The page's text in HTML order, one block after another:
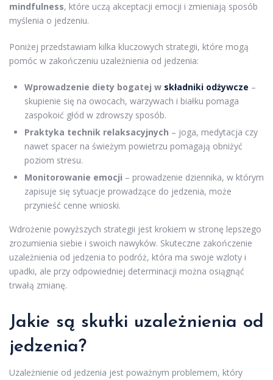
mindfulness, które uczą akceptacji emocji i zmieniają sposób
myślenia o jedzeniu.
Poniżej przedstawiam kilka kluczowych strategii, które mogą
pomóc w zakończeniu uzależnienia od jedzenia:
Wprowadzenie diety bogatej w składniki odżywcze –
skupienie się na owocach, warzywach i białku pomaga
zaspokoić głód w zdrowszy sposób.
Praktyka technik relaksacyjnych – joga, medytacja czy
nawet spacer na świeżym powietrzu pomagają obniżyć
poziom stresu.
Monitorowanie emocji – prowadzenie dziennika, w którym
zapisuje się sytuacje prowadzące do jedzenia, może
przynieść cenne wnioski.
Wdrożenie powyższych strategii jest krokiem w stronę lepszego
zrozumienia siebie i swoich nawyków. Skuteczne zakończenie
uzależnienia od jedzenia to podróż, która ma swoje wzloty i
upadki, ale przy odpowiedniej determinacji można osiągnąć
trwałą zmianę.
Jakie są skutki uzależnienia od
jedzenia?
Uzależnienie od jedzenia jest poważnym problemem, który